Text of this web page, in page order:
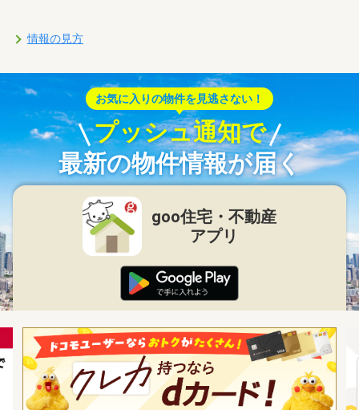
情報の見方
お気に入りの物件を見逃さない！
プッシュ通知で
最新の物件情報が届く
goo住宅・不動産
アプリ